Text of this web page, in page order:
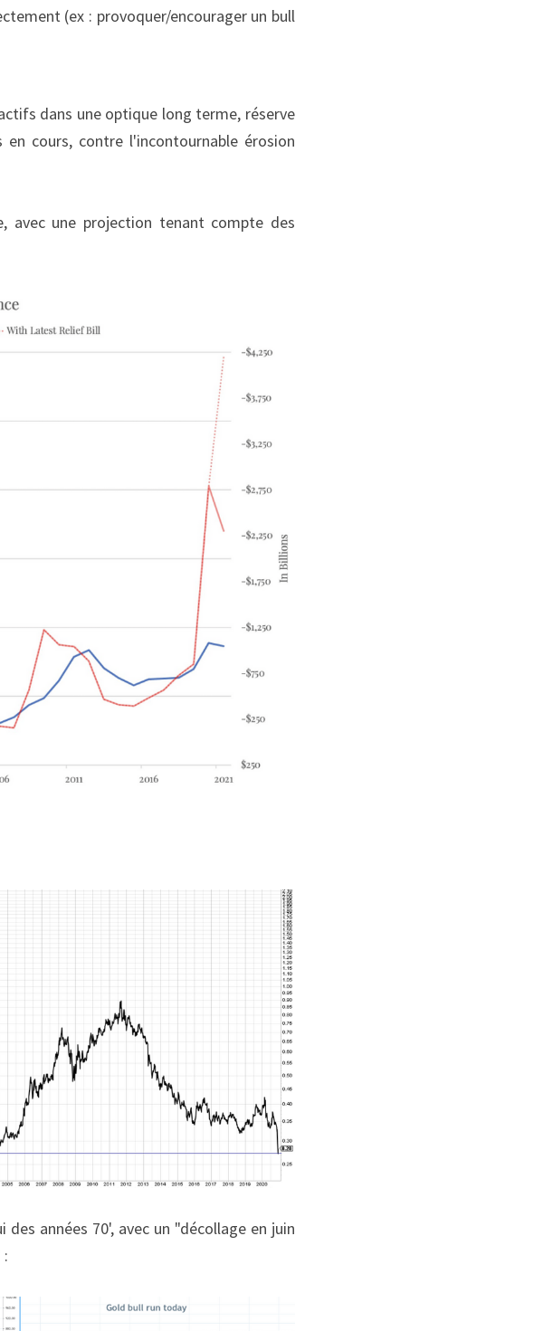
(ex : provoquer/encourager un bull
dans une optique long terme, réserve
cours, contre l'incontournable érosion
avec une projection tenant compte des
années 70', avec un "décollage en juin